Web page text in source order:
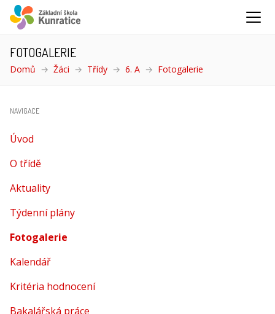
FOTOGALERIE
Domů Žáci Třídy 6. A Fotogalerie
NAVIGACE
Úvod
O třídě
Aktuality
Týdenní plány
Fotogalerie
Kalendář
Kritéria hodnocení
Bakalářská práce